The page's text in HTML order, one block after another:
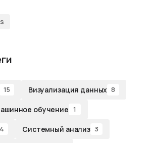
15 Визуализация данных 8
обучение 1
Системный анализ 3